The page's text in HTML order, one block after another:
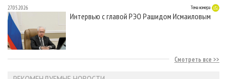
27.05.2026 Тема номера
Интервью с главой РЭО Рашидом Исмаиловым
Смотреть все